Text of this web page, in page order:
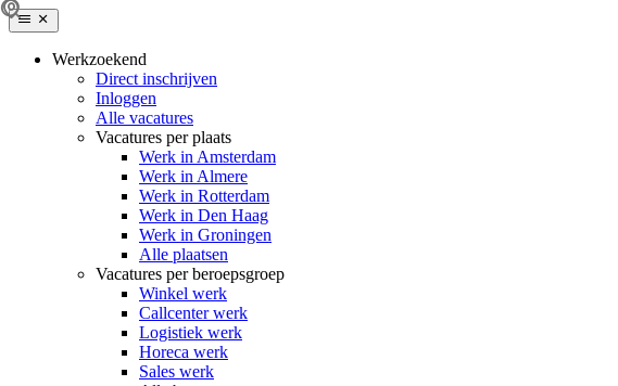
Werkzoekend
Direct inschrijven
Inloggen
Alle vacatures
Vacatures per plaats
Werk in Amsterdam
Werk in Almere
Werk in Rotterdam
Werk in Den Haag
Werk in Groningen
Alle plaatsen
Vacatures per beroepsgroep
Winkel werk
Callcenter werk
Logistiek werk
Horeca werk
Sales werk